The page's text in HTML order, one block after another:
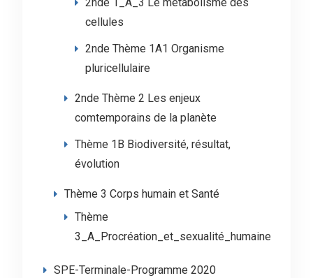
cellules
2nde Thème 1A1 Organisme
pluricellulaire
2nde Thème 2 Les enjeux
comtemporains de la planète
Thème 1B Biodiversité, résultat,
évolution
Thème 3 Corps humain et Santé
Thème
3_A_Procréation_et_sexualité_humaine
SPE-Terminale-Programme 2020